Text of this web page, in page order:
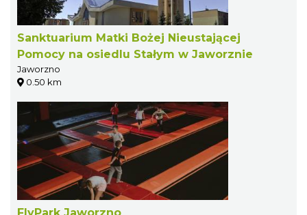
Sanktuarium Matki Bożej Nieustającej
Pomocy na osiedlu Stałym w Jaworznie
Jaworzno
0.50 km
FlyPark Jaworzno